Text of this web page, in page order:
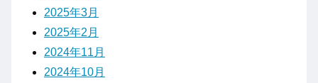
2025年3月
2025年2月
2024年11月
2024年10月